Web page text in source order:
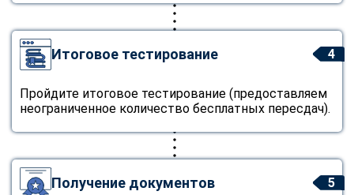
4
Итоговое тестирование
Пройдите итоговое тестирование (предоставляем
неограниченное количество бесплатных пересдач).
5
Получение документов